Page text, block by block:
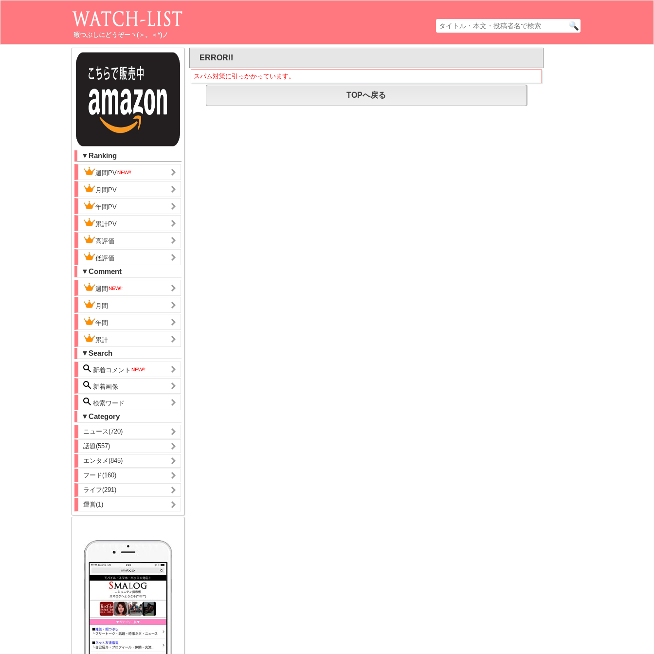
暇つぶしにどうぞーヽ(＞。＜*)ノ
▼Ranking
週間PV
月間PV
年間PV
累計PV
高評価
低評価
▼Comment
週間
月間
年間
累計
▼Search
新着コメント
新着画像
検索ワード
▼Category
ニュース(720)
話題(557)
エンタメ(845)
フード(160)
ライフ(291)
運営(1)
ERROR!!
スパム対策に引っかかっています。
TOPへ戻る